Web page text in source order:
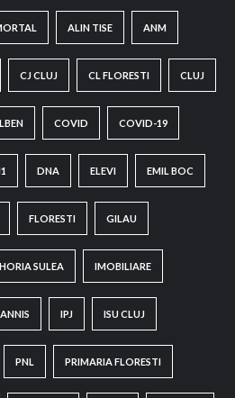
ALIN TISE ANM
CJ CLUJ CL FLORESTI CLUJ
COVID COVID-19
DNA ELEVI EMIL BOC
FLORESTI GILAU
HORIA SULEA IMOBILIARE
IPJ ISU CLUJ
PNL PRIMARIA FLORESTI